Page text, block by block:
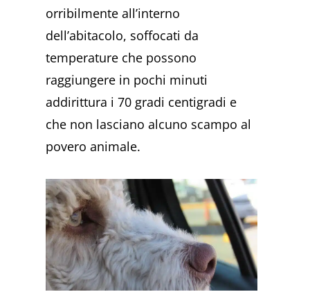
orribilmente all’interno
dell’abitacolo, soffocati da
temperature che possono
raggiungere in pochi minuti
addirittura i 70 gradi centigradi e
che non lasciano alcuno scampo al
povero animale.